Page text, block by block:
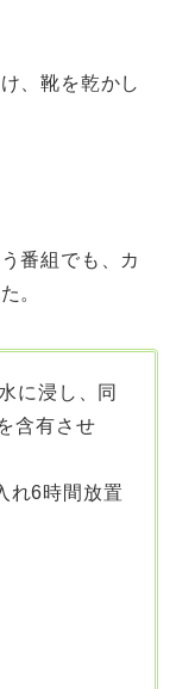
、靴を乾かし
番組でも、カ
。
に浸し、同
含有させ
れ6時間放置